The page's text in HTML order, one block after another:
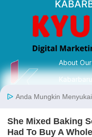
About
serta